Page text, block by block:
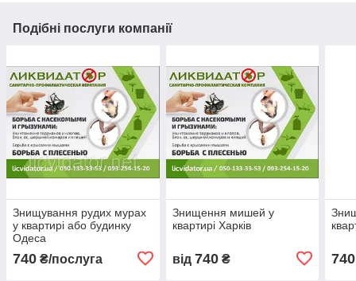
Подібні послуги компанії
Знищування рудих мурах
у квартирі або будинку
Одеса
740 ₴/послуга
Знищення мишей у
квартирі Харків
від 740₴ 740